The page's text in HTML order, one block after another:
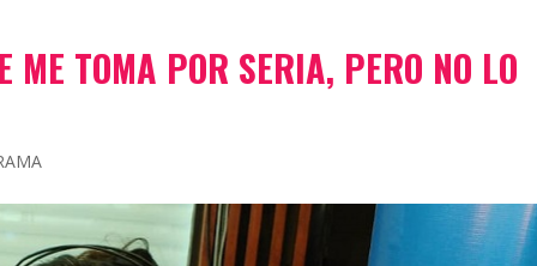
TOMA POR SERIA, PERO NO LO